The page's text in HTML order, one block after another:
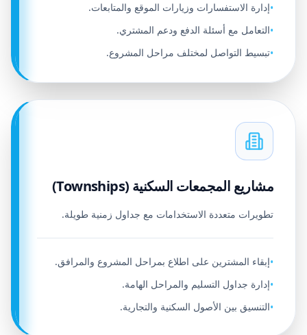
•إدارة الاستفسارات وزيارات الموقع والمتابعات.
•التعامل مع أسئلة الدفع ودعم المشتري.
•تبسيط التواصل لمختلف مراحل المشروع.
مشاريع المجمعات السكنية (Townships)
تطويرات متعددة الاستخدامات مع جداول زمنية طويلة.
•إبقاء المشترين على اطلاع بمراحل المشروع والمرافق.
•إدارة جداول التسليم والمراحل الهامة.
•التنسيق بين الأصول السكنية والتجارية.